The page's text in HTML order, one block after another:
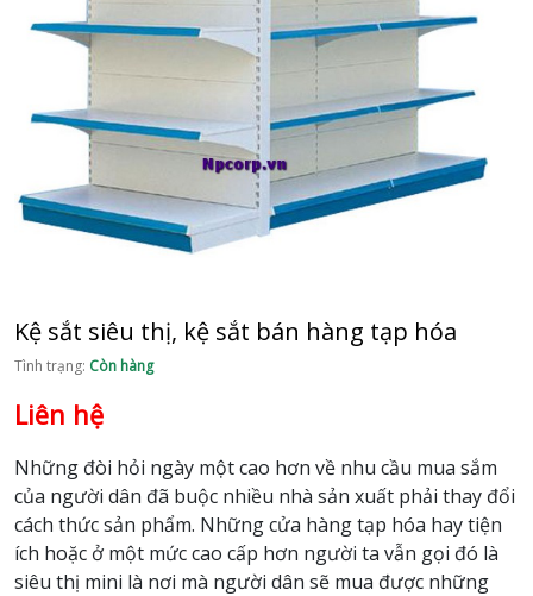
Kệ sắt siêu thị, kệ sắt bán hàng tạp hóa
Tình trạng: Còn hàng
Liên hệ
Những đòi hỏi ngày một cao hơn về nhu cầu mua sắm
của người dân đã buộc nhiều nhà sản xuất phải thay đổi
cách thức sản phẩm. Những cửa hàng tạp hóa hay tiện
ích hoặc ở một mức cao cấp hơn người ta vẫn gọi đó là
siêu thị mini là nơi mà người dân sẽ mua được những